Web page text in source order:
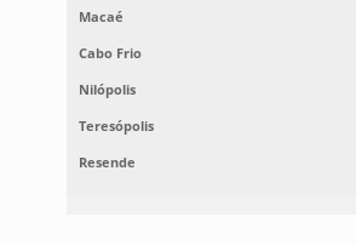
Macaé
Cabo Frio
Nilópolis
Teresópolis
Resende